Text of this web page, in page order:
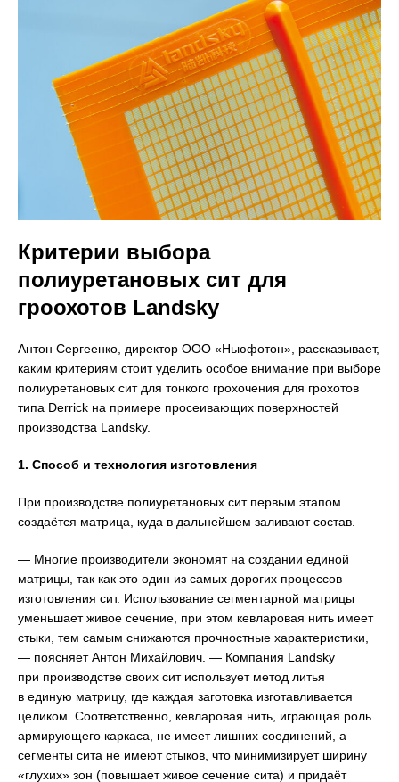
Критерии выбора
полиуретановых сит для
гроохотов Landsky
Антон Сергеенко, директор ООО «Ньюфотон», рассказывает,
каким критериям стоит уделить особое внимание при выборе
полиуретановых сит для тонкого грохочения для грохотов
типа Derrick на примере просеивающих поверхностей
производства Landsky.
1. Способ и технология изготовления
При производстве полиуретановых сит первым этапом
создаётся матрица, куда в дальнейшем заливают состав.
— Многие производители экономят на создании единой
матрицы, так как это один из самых дорогих процессов
изготовления сит. Использование сегментарной матрицы
уменьшает живое сечение, при этом кевларовая нить имеет
стыки, тем самым снижаются прочностные характеристики,
— поясняет Антон Михайлович. — Компания Landsky
при производстве своих сит использует метод литья
в единую матрицу, где каждая заготовка изготавливается
целиком. Соответственно, кевларовая нить, играющая роль
армирующего каркаса, не имеет лишних соединений, а
сегменты сита не имеют стыков, что минимизирует ширину
«глухих» зон (повышает живое сечение сита) и придаёт